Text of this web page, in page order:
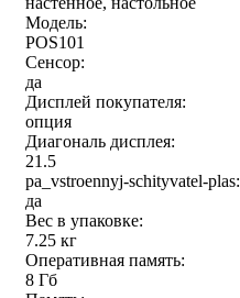
Модель:
POS101
Сенсор:
да
Дисплей покупателя:
опция
Диагональ дисплея:
21.5
pa_vstroennyj-schityvatel-plas:
да
Вес в упаковке:
7.25 кг
Оперативная память:
8 Гб